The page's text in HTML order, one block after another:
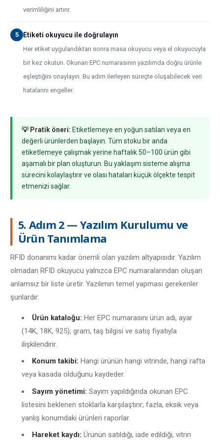
verimliliğini artırır.
5 Etiketi okuyucu ile doğrulayın
Her etiket uygulandıktan sonra masa okuyucu veya el okuyucuyla
bir kez okutun. Okunan EPC numarasının yazılımda doğru ürünle
eşleştiğini onaylayın. Bu adım ilerleyen süreçte oluşabilecek veri
hatalarını engeller.
💡 Pratik öneri: Etiketlemeye en yoğun satılan veya en
değerli ürünlerden başlayın. Tüm stoku bir anda
etiketlemeye çalışmak yerine haftalık 50–100 ürün gibi
aşamalı bir plan oluşturun. Bu yaklaşım sisteme alışma
sürecini kolaylaştırır ve olası hataları küçük ölçekte tespit
etmenizi sağlar.
5. Adım 2 — Yazılım Kurulumu ve
Ürün Tanımlama
RFID donanımı kadar önemli olan yazılım altyapısıdır. Yazılım
olmadan RFID okuyucu yalnızca EPC numaralarından oluşan
anlamsız bir liste üretir. Yazılımın temel yapması gerekenler
şunlardır:
Ürün kataloğu: Her EPC numarasını ürün adı, ayar
(14K, 18K, 925), gram, taş bilgisi ve satış fiyatıyla
ilişkilendirir.
Konum takibi: Hangi ürünün hangi vitrinde, hangi rafta
veya kasada olduğunu kaydeder.
Sayım yönetimi: Sayım yapıldığında okunan EPC
listesini beklenen stoklarla karşılaştırır; fazla, eksik veya
yanlış konumdaki ürünleri raporlar.
Hareket kaydı: Ürünün satıldığı, iade edildiği, vitrin